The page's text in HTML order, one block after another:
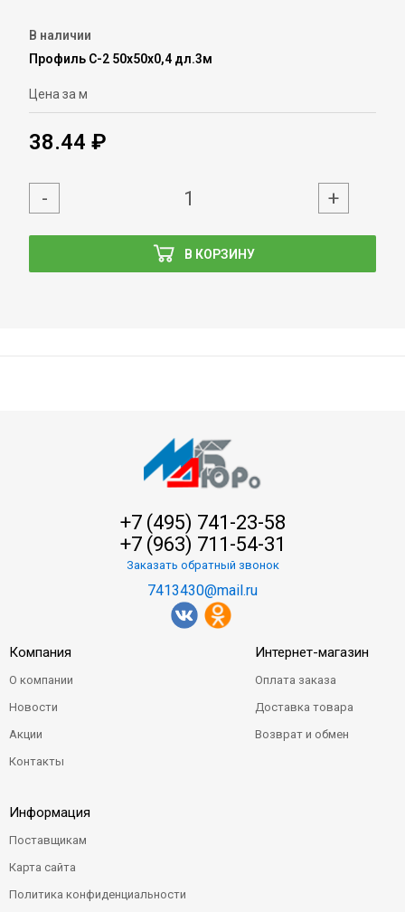
В наличии
Профиль С-2 50х50х0,4 дл.3м
Цена за м
38.44 ₽
В КОРЗИНУ
- +
+7 (495) 741-23-58
+7 (963) 711-54-31
Заказать обратный звонок
7413430@mail.ru
Компания
О компании
Новости
Акции
Контакты
Интернет-магазин
Оплата заказа
Доставка товара
Возврат и обмен
Информация
Поставщикам
Карта сайта
Политика конфиденциальности